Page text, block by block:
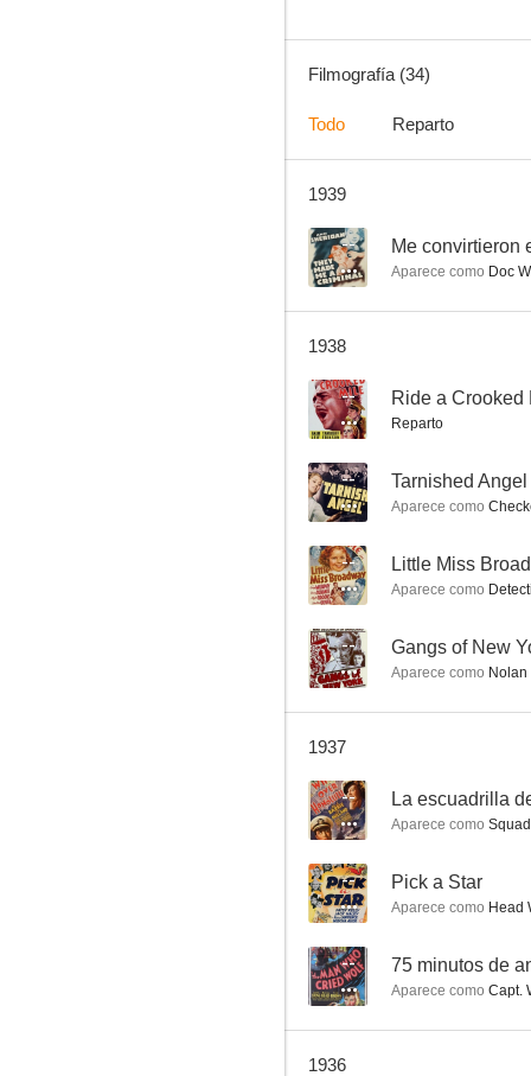
Little Miss Broadway
--
La escuadrilla del Pacífico
--
--
Filmografía (34)
Todo Reparto
1939
-- Me convirtieron
Aparece como Doc
1938
-- Ride a Crooked
Reparto
-- Tarnished Angel
Aparece como
-- Little Miss
Aparece como
-- Gangs of New
Aparece como Nolan
1937
-- La escuadrilla
Aparece como
-- Pick a Star
Aparece como Head
-- 75 minutos de
Aparece como Capt.
1936